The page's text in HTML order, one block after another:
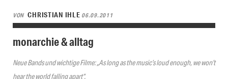
VON CHRISTIAN IHLE 06.09.2011
monarchie & alltag
Neue Bands und wichtige Filme: „As long as the music’s loud enough, we won’t
hear the world falling apart“.